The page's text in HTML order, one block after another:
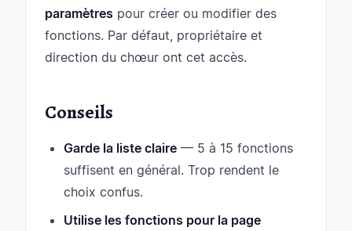
paramètres pour créer ou modifier des
fonctions. Par défaut, propriétaire et
direction du chœur ont cet accès.
Conseils
Garde la liste claire — 5 à 15 fonctions
suffisent en général. Trop rendent le
choix confus.
Utilise les fonctions pour la page